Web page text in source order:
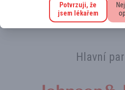
Hlavní
Potvrzuji, že
jsem lékařem